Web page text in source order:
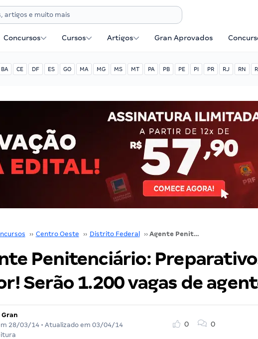
Concursos Cursos Artigos Gran Aprovados
BA CE DF ES GO MA MG MS MT PA PB PE PI PR RJ RN
›› Centro Oeste ›› Distrito Federal ›› Agente Penitenciário: Preparativos a todo vapor! Serão 1.200 vagas de agente
Penitenciário:
Serão 1.200 vagas de
Gran
28/03/14• Atualizado em 03/04/14
0 0